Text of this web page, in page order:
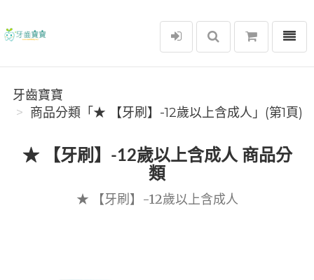
牙齒寶寶
選單
牙齒寶寶
商品分類「★ 【牙刷】-12歲以上含成人」(第1頁)
★ 【牙刷】-12歲以上含成人 商品分
類
★ 【牙刷】-12歲以上含成人